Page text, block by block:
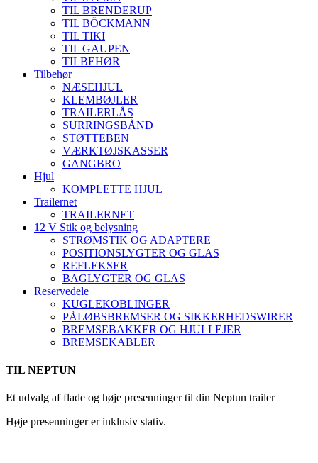
TIL BRENDERUP
TIL BÖCKMANN
TIL TIKI
TIL GAUPEN
TILBEHØR
Tilbehør
NÆSEHJUL
KLEMBØJLER
TRAILERLÅS
SURRINGSBÅND
STØTTEBEN
VÆRKTØJSKASSER
GANGBRO
Hjul
KOMPLETTE HJUL
Trailernet
TRAILERNET
12 V Stik og belysning
STRØMSTIK OG ADAPTERE
POSITIONSLYGTER OG GLAS
REFLEKSER
BAGLYGTER OG GLAS
Reservedele
KUGLEKOBLINGER
PÅLØBSBREMSER OG SIKKERHEDSWIRER
BREMSEBAKKER OG HJULLEJER
BREMSEKABLER
TIL NEPTUN
Et udvalg af flade og høje presenninger til din Neptun trailer
Høje presenninger er inklusiv stativ.